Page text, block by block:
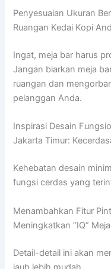
Penyesuaian Ukuran
Ruangan Kedai Kopi
Ingat, meja bar harus
Jangan biarkan meja
ruangan dan
pelanggan Anda.
Inspirasi Desain
Jakarta Timur:
Kehebatan desain
fungsi cerdas yang
Menambahkan Fitur
Meningkatkan “IQ”
Detail-detail ini akan